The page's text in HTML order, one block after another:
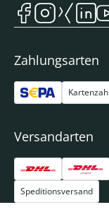
Zahlungsarten
Versandarten
Speditionsversand